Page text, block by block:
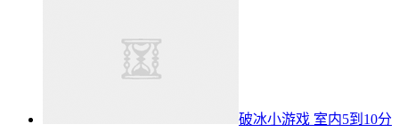
破冰小游戏 室内5到10分